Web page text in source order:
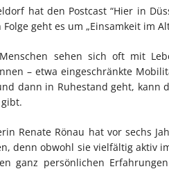
hat den Postcast “Hier in
geht es um „Einsamkeit im
sehen sich oft mit
– etwa eingeschränkte
dann in Ruhestand geht, kann
Renate Rönau hat vor sechs
denn obwohl sie vielfältig aktiv
ganz persönlichen